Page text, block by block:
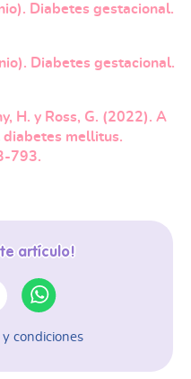
Diabetes gestacional.
Diabetes gestacional.
H. y Ross, G. (2022). A
mellitus.
793.
artículo!
condiciones